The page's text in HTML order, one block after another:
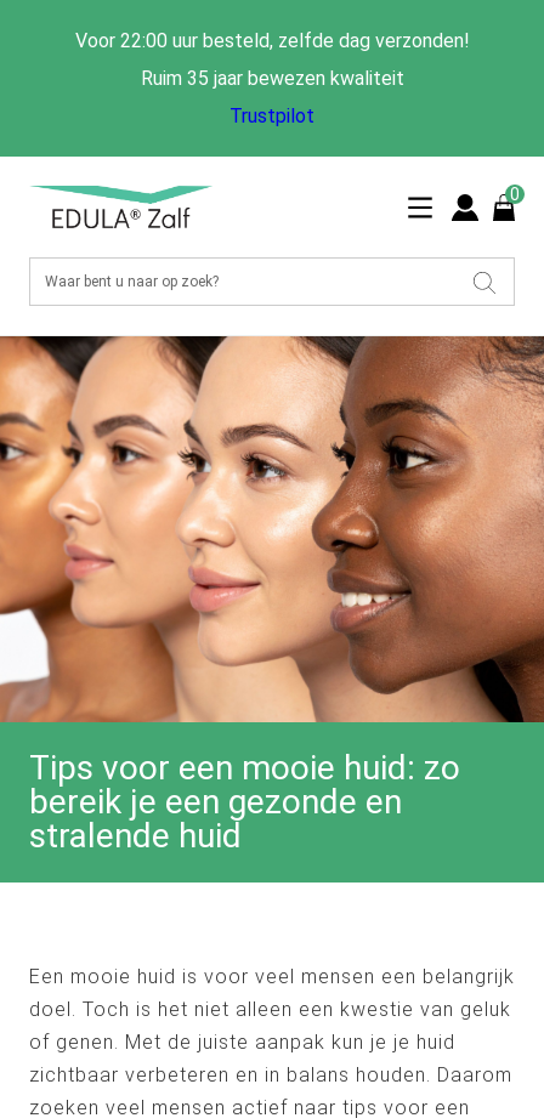
Voor 22:00 uur besteld, zelfde dag verzonden!
Ruim 35 jaar bewezen kwaliteit
Trustpilot
0
Tips voor een mooie huid: zo
bereik je een gezonde en
stralende huid
Een mooie huid is voor veel mensen een belangrijk
doel. Toch is het niet alleen een kwestie van geluk
of genen. Met de juiste aanpak kun je je huid
zichtbaar verbeteren en in balans houden. Daarom
zoeken veel mensen actief naar tips voor een